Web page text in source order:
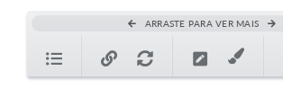
Procuradoria Jurídica - Consultoria Administrativa
ARRASTE PARA VER MAIS